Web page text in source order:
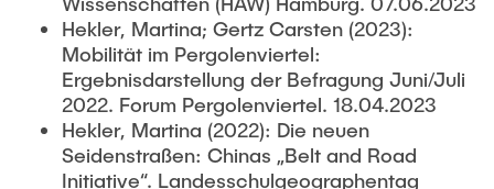
Hekler, Martina; Gertz Carsten (2023):
Mobilität im Pergolenviertel:
Ergebnisdarstellung der Befragung Juni/Juli
2022. Forum Pergolenviertel. 18.04.2023
Hekler, Martina (2022): Die neuen
Seidenstraßen: Chinas „Belt and Road
Initiative“. Landesschulgeographentag